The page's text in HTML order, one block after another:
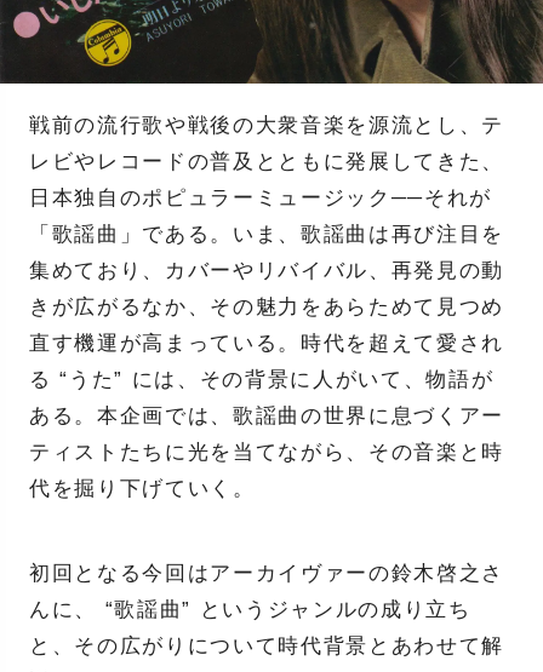
戦前の流行歌や戦後の大衆音楽を源流とし、テ
レビやレコードの普及とともに発展してきた、
日本独自のポピュラーミュージック──それが
「歌謡曲」である。いま、歌謡曲は再び注目を
集めており、カバーやリバイバル、再発見の動
きが広がるなか、その魅力をあらためて見つめ
直す機運が高まっている。時代を超えて愛され
る “うた” には、その背景に人がいて、物語が
ある。本企画では、歌謡曲の世界に息づくアー
ティストたちに光を当てながら、その音楽と時
代を掘り下げていく。
初回となる今回はアーカイヴァーの鈴木啓之さ
んに、 “歌謡曲” というジャンルの成り立ち
と、その広がりについて時代背景とあわせて解